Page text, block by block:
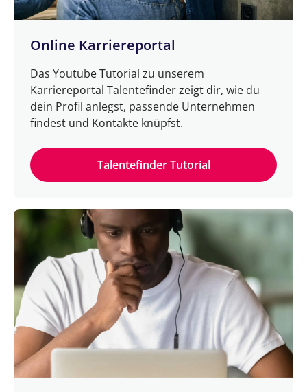
Online Karriereportal
Das Youtube Tutorial zu unserem
Karriereportal Talentefinder zeigt dir, wie du
dein Profil anlegst, passende Unternehmen
findest und Kontakte knüpfst.
Talentefinder Tutorial